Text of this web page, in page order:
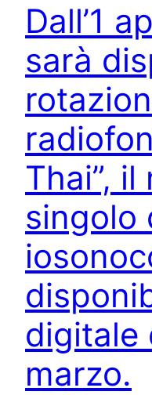
Dall’1
sarà
Thai”, il
singolo
digitale
marzo.